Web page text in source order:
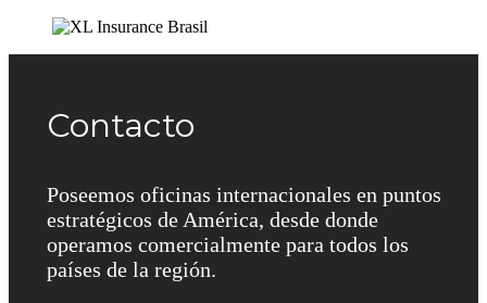
Contacto
Poseemos oficinas internacionales en puntos
estratégicos de América, desde donde
operamos comercialmente para todos los
países de la región.